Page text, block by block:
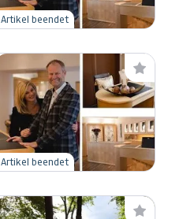
Artikel beendet
Artikel beendet